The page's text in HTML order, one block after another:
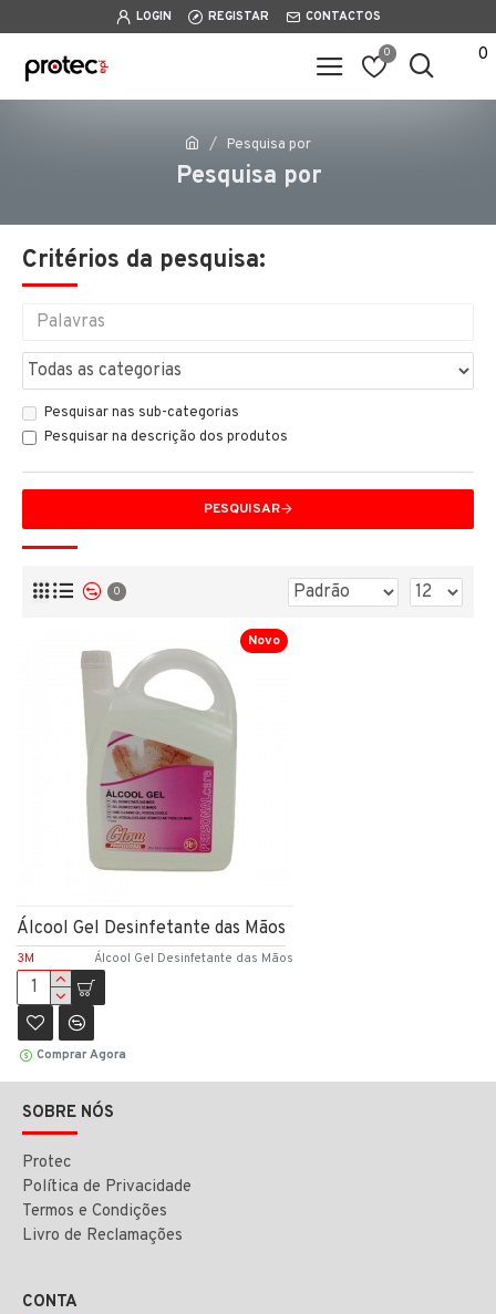
LOGIN REGISTAR CONTACTOS
0 0
Pesquisa por
Pesquisa por
Critérios da pesquisa:
Pesquisar nas sub-categorias
Pesquisar na descrição dos produtos
PESQUISAR
0
Novo
3M Álcool Gel Desinfetante das Mãos
Álcool Gel Desinfetante das Mãos
Comprar Agora
SOBRE NÓS
Protec
Política de Privacidade
Termos e Condições
Livro de Reclamações
CONTA